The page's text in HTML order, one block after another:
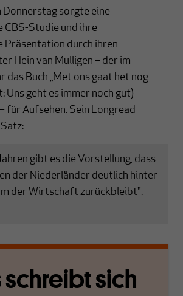
Donnerstag sorgte eine
CBS-Studie und ihre
Präsentation durch ihren
Hein van Mulligen – der im
das Buch „Met ons gaat het nog
Uns geht es immer noch gut)
für Aufsehen. Sein Longread
gibt es die Vorstellung, dass
der Niederländer deutlich hinter
der Wirtschaft zurückbleibt".
sich